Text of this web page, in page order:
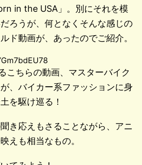
in the USA」。別にそれを模
ろうが、何となくそんな感じの
ド動画が、あったのでご紹介。
こちらの動画、マスターバイク
、バイカー系ファッションに身
を駆け巡る！
き応えもさることながら、アニ
えも相当なもの。